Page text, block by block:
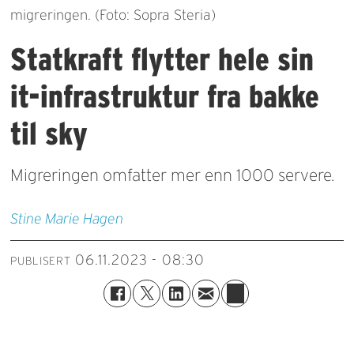
migreringen. (Foto: Sopra Steria)
Statkraft flytter hele sin
it-infrastruktur fra bakke
til sky
Migreringen omfatter mer enn 1000 servere.
Stine Marie Hagen
PUBLISERT 06.11.2023 - 08:30